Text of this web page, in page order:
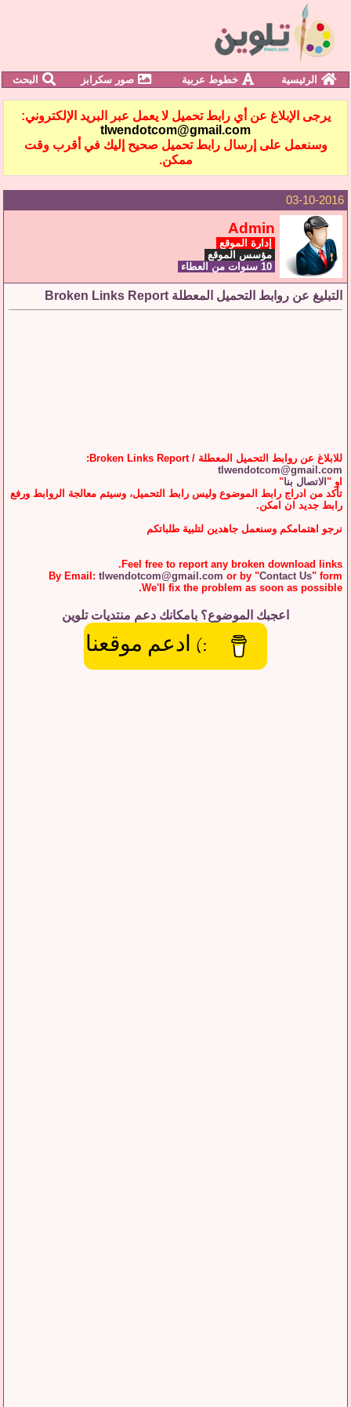
الرئيسية خطوط عربية صور سكرابز البحث
يرجى الإبلاغ عن أي رابط تحميل لا يعمل عبر البريد الإلكتروني:
tlwendotcom@gmail.com
وسنعمل على إرسال رابط تحميل صحيح إليك في أقرب وقت
ممكن.
03-10-2016
Admin
إدارة الموقع
مؤسس الموقع
التبليغ عن روابط التحميل المعطلة Broken Links Report
للابلاغ عن روابط التحميل المعطلة / Broken Links Report:
tlwendotcom@gmail.com
او " الاتصال بنا"
تأكد من ادراج رابط الموضوع وليس رابط التحميل، وسيتم معالجة الروابط ورفع
رابط جديد ان امكن.
نرجو اهتمامكم وسنعمل جاهدين لتلبية طلباتكم
Feel free to report any broken download links.
By Email: tlwendotcom@gmail.com or by "Contact Us" form
We'll fix the problem as soon as possible.
اعجبك الموضوع؟ بامكانك دعم منتديات تلوين
:) ادعم موقعنا